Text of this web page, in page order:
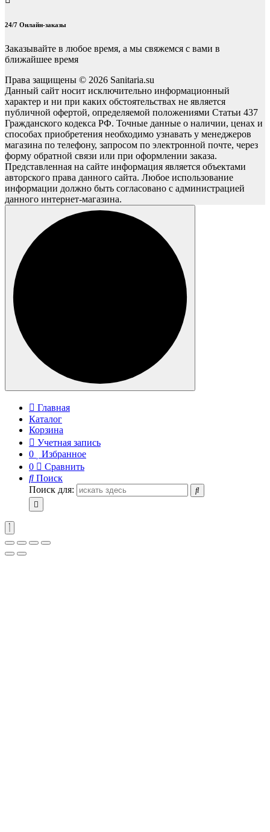
24/7 Онлайн-заказы
Заказывайте в любое время, а мы свяжемся с вами в
ближайшее время
Права защищены © 2026 Sanitaria.su
Данный сайт носит исключительно информационный
характер и ни при каких обстоятельствах не является
публичной офертой, определяемой положениями Статьи 437
Гражданского кодекса РФ. Точные данные о наличии, ценах и
способах приобретения необходимо узнавать у менеджеров
магазина по телефону, запросом по электронной почте, через
форму обратной связи или при оформлении заказа.
Представленная на сайте информация является объектами
авторского права данного сайта. Любое использование
информации должно быть согласовано с администрацией
данного интернет-магазина.
Главная
Каталог
Корзина
Учетная запись
0
Избранное
0
Сравнить
Поиск
Поиск для: